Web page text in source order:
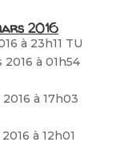
2016
à 23h11 TU
à 01h54
à 17h03
à 12h01